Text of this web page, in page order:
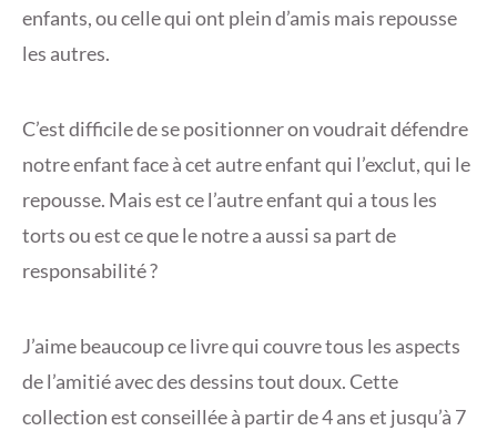
enfants, ou celle qui ont plein d’amis mais repousse
les autres.
C’est difficile de se positionner on voudrait défendre
notre enfant face à cet autre enfant qui l’exclut, qui le
repousse. Mais est ce l’autre enfant qui a tous les
torts ou est ce que le notre a aussi sa part de
responsabilité ?
J’aime beaucoup ce livre qui couvre tous les aspects
de l’amitié avec des dessins tout doux. Cette
collection est conseillée à partir de 4 ans et jusqu’à 7